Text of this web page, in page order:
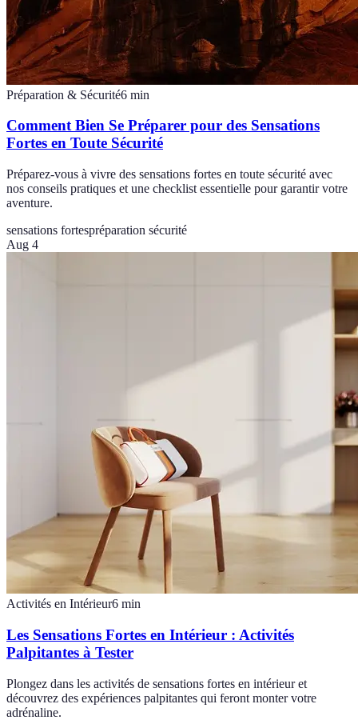
Préparation & Sécurité6 min
Comment Bien Se Préparer pour des Sensations
Fortes en Toute Sécurité
Préparez-vous à vivre des sensations fortes en toute sécurité avec
nos conseils pratiques et une checklist essentielle pour garantir votre
aventure.
sensations fortespréparation sécurité
Aug 4
Activités en Intérieur6 min
Les Sensations Fortes en Intérieur : Activités
Palpitantes à Tester
Plongez dans les activités de sensations fortes en intérieur et
découvrez des expériences palpitantes qui feront monter votre
adrénaline.